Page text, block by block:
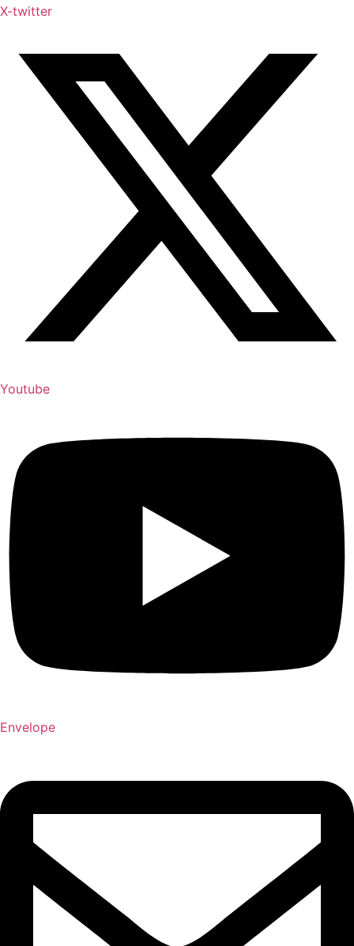
X-twitter
Youtube
Envelope